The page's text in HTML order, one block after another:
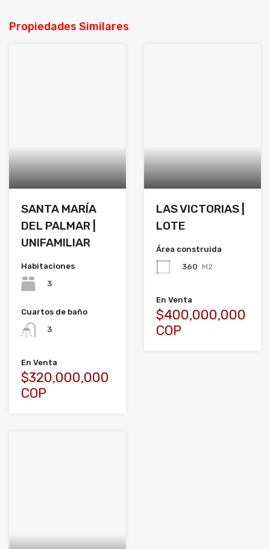
Propiedades Similares
SANTA MARÍA
DEL PALMAR |
UNIFAMILIAR
Habitaciones
3
Cuartos de baño
3
En Venta
$320,000,000
COP
LAS VICTORIAS |
LOTE
Área construida
360 M2
En Venta
$400,000,000
COP